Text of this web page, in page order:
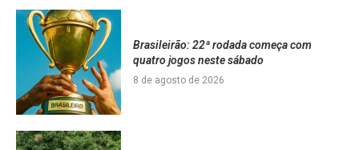
Brasileirão: 22ª rodada começa com
quatro jogos neste sábado
8 de agosto de 2026